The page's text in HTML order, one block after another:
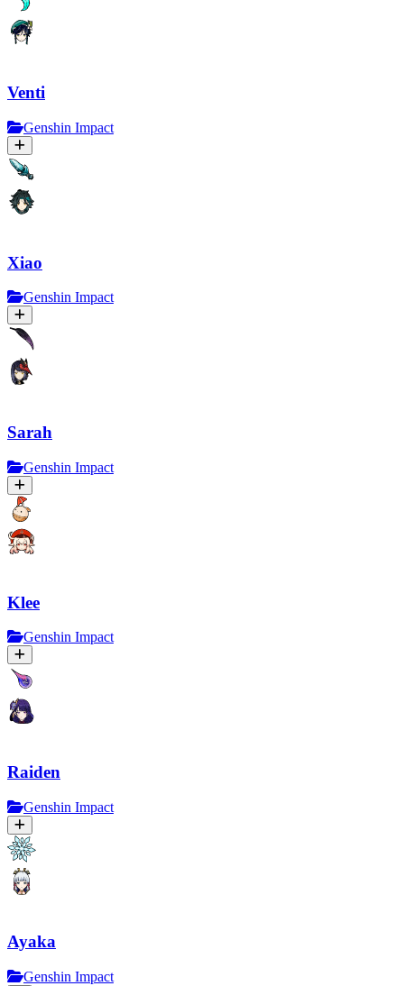
Venti
Genshin Impact
Xiao
Genshin Impact
Sarah
Genshin Impact
Klee
Genshin Impact
Raiden
Genshin Impact
Ayaka
Genshin Impact